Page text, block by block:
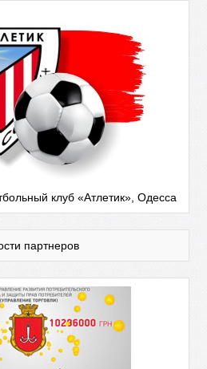
клуб «Атлетик», Одесса
партнеров